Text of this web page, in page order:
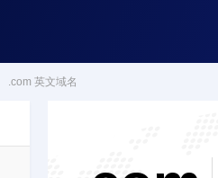
.com 英文域名